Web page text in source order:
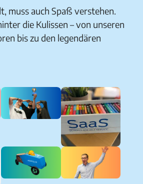
muss auch Spaß verstehen.
die Kulissen – von unseren
bis zu den legendären